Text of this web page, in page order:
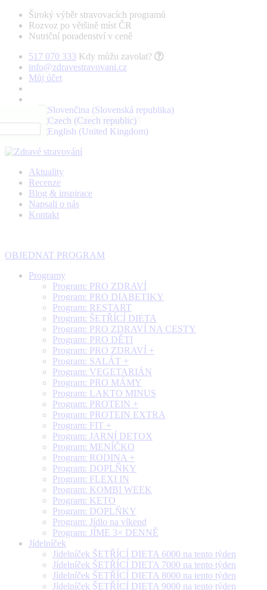
Široký výběr stravovacích programů
Rozvoz po většině míst ČR
Nutriční poradenství v ceně
517 070 333 Kdy můžu zavolat?
info@zdravestravovani.cz
Můj účet
Aktuality
Recenze
Blog & inspirace
Napsali o nás
Kontakt
OBJEDNAT PROGRAM
Programy
Program: PRO ZDRAVÍ
Program: PRO DIABETIKY
Program: RESTART
Program: ŠETŘÍCÍ DIETA
Program: PRO ZDRAVÍ NA CESTY
Program: PRO DĚTI
Program: PRO ZDRAVÍ +
Program: SALÁT +
Program: VEGETARIÁN
Program: PRO MÁMY
Program: LAKTO MINUS
Program: PROTEIN +
Program: PROTEIN EXTRA
Program: FIT +
Program: JARNÍ DETOX
Program: MENÍČKO
Program: RODINA +
Program: DOPLŇKY
Program: FLEXI IN
Program: KOMBI WEEK
Program: KETO
Program: DOPLŇKY
Program: Jídlo na víkend
Program: JÍME 3× DENNĚ
Jídelníček
Jídelníček ŠETŘÍCÍ DIETA 6000 na tento týden
Jídelníček ŠETŘÍCÍ DIETA 7000 na tento týden
Jídelníček ŠETŘÍCÍ DIETA 8000 na tento týden
Jídelníček ŠETŘÍCÍ DIETA 9000 na tento týden